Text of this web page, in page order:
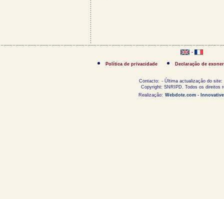
-
Política de privacidade Declaração de
Contacto: - Última actualização do site:
Copyright: SNRIPD. Todos os direitos
Realização: Webdote.com -